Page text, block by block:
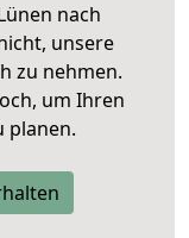
nach
unsere
zu nehmen.
um Ihren
planen.